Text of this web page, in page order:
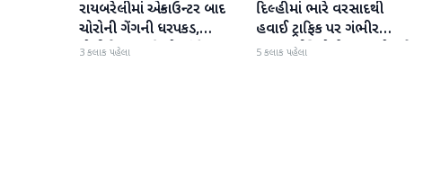
રાષ્ટ્રીય
રાયબરેલીમાં એન્કાઉન્ટર બાદ
ચોરોની ગેંગની ધરપકડ,
પોલીસે 12.4 કિલો ચાંદીના
3 કલાક પહેલા
રાષ્ટ્રીય
દિલ્હીમાં ભારે વરસાદથી
હવાઈ ટ્રાફિક પર ગંભીર
અસર; ઈન્ડિગોએ મુસાફરો માટે
5 કલાક પહેલા